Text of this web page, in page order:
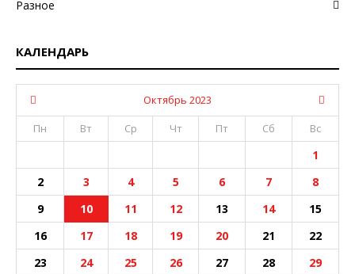
Разное
КАЛЕНДАРЬ
Октябрь 2023
Пн
Вт Ср Чт Пт Сб Вс
1
2
3 4 5 6 7
8
9
10 11 12 13 14
15
16
17 18 19 20 21
22
23
24 25 26 27 28
29